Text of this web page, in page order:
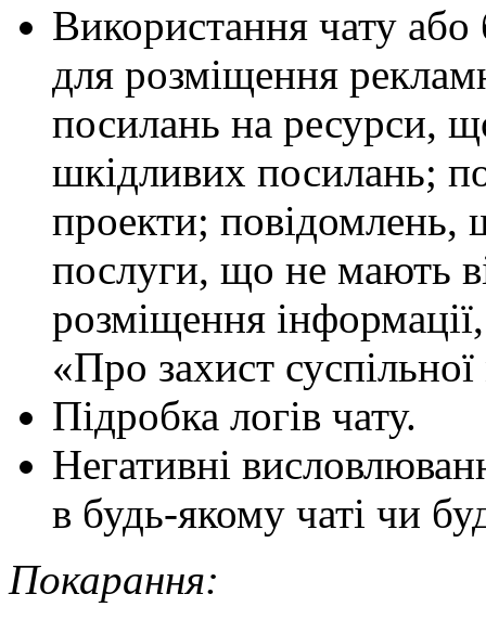
Використання чату або
для розміщення
посилань на ресурси,
шкідливих посилань;
проекти; повідомлень,
послуги, що не мають
розміщення
«Про захист
Підробка логів чату.
Негативні
в будь-якому чаті чи
Покарання: